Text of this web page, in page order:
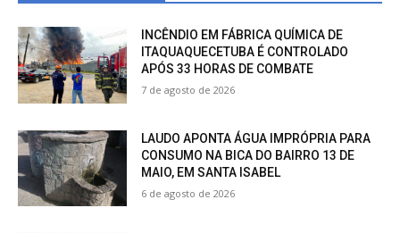
INCÊNDIO EM FÁBRICA QUÍMICA DE
ITAQUAQUECETUBA É CONTROLADO
APÓS 33 HORAS DE COMBATE
7 de agosto de 2026
LAUDO APONTA ÁGUA IMPRÓPRIA PARA
CONSUMO NA BICA DO BAIRRO 13 DE
MAIO, EM SANTA ISABEL
6 de agosto de 2026